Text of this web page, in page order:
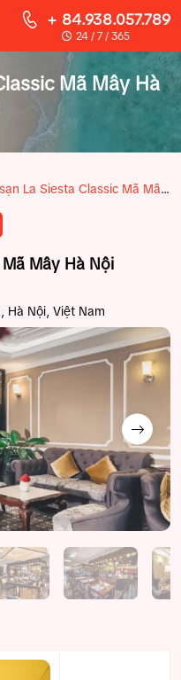
+ 84.938.057.789
24 / 7 / 365
Mã Mây Hà
La Siesta Classic Mã Mây Hà Nội
Mây Hà Nội
Hà Nội, Việt Nam